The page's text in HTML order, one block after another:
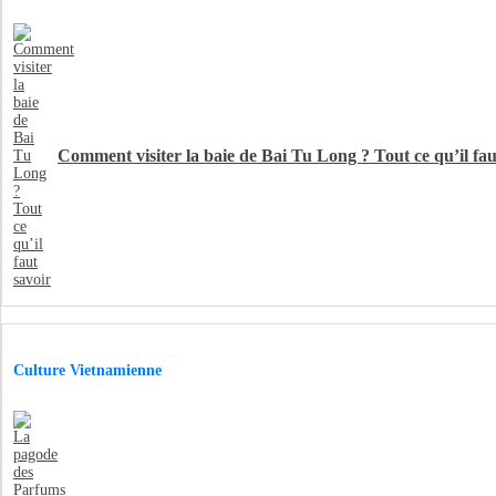
Comment visiter la baie de Bai Tu Long ? Tout ce qu’il
Culture Vietnamienne